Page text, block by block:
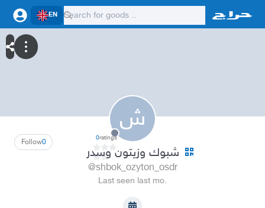
EN
ش
0
Follow 0ratings
شبوك وزيتون وسدر
@shbok_ozyton_osdr
Last seen last mo.